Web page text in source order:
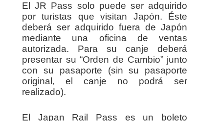
El JR Pass solo puede ser adquirido
por turistas que visitan Japón. Éste
deberá ser adquirido fuera de Japón
mediante una oficina de ventas
autorizada. Para su canje deberá
presentar su “Orden de Cambio” junto
con su pasaporte (sin su pasaporte
original, el canje no podrá ser
realizado).
El Japan Rail Pass es un boleto